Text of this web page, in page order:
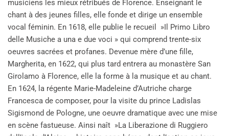
musiciens les mieux rétribués de Florence. Enseignant le
chant à des jeunes filles, elle fonde et dirige un ensemble
vocal féminin. En 1618, elle publie le recueil »Il Primo Libro
delle Musiche a una e due voci » qui comprend trente-six
oeuvres sacrées et profanes. Devenue mère d’une fille,
Margherita, en 1622, qui plus tard entrera au monastère San
Girolamo à Florence, elle la forme à la musique et au chant.
En 1624, la régente Marie-Madeleine d’Autriche charge
Francesca de composer, pour la visite du prince Ladislas
Sigismond de Pologne, une oeuvre dramatique avec une mise
en scène fastueuse. Ainsi naît »La Liberazione di Ruggiero